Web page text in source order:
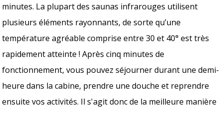
minutes. La plupart des saunas infrarouges utilisent
plusieurs éléments rayonnants, de sorte qu’une
température agréable comprise entre 30 et 40° est très
rapidement atteinte ! Après cinq minutes de
fonctionnement, vous pouvez séjourner durant une demi-
heure dans la cabine, prendre une douche et reprendre
ensuite vos activités. Il s'agit donc de la meilleure manière